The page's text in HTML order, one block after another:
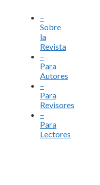
–
Sobre
la
Revista
–
Para
Autores
–
Para
Revisores
–
Para
Lectores